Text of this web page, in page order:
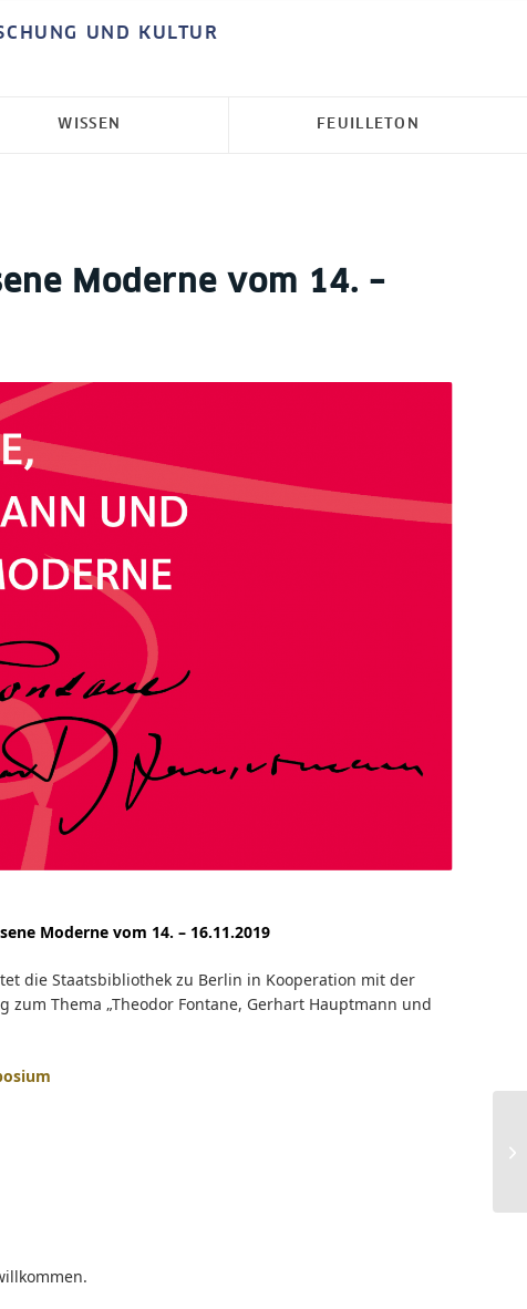
UND KULTUR
WISSEN FEUILLETON
Moderne vom 14. –
– Staatsbibliothek zu Berlin-PK CC-BY-NC-SA-3.0
Moderne vom 14. – 16.11.2019
die Staatsbibliothek zu Berlin in Kooperation mit der
zum Thema „Theodor Fontane, Gerhart Hauptmann und